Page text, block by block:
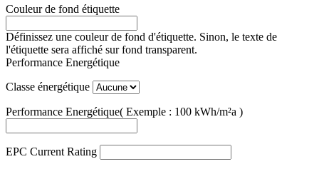
Couleur de fond étiquette
Définissez une couleur de fond d'étiquette. Sinon, le texte de
l'étiquette sera affiché sur fond transparent.
Performance Energétique
Classe énergétique
Performance Energétique( Exemple : 100 kWh/m²a )
EPC Current Rating